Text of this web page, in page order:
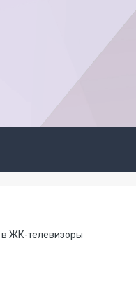
в ЖК-телевизоры